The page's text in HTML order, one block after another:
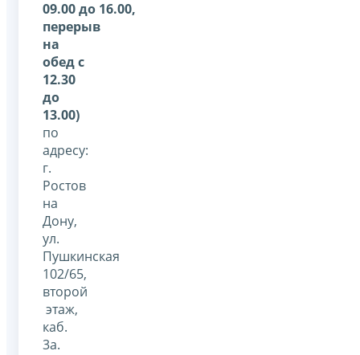
09.00 до 16.00,
перерыв
на
обед с
12.30
до
13.00)
по
адресу:
г.
Ростов
на
Дону,
ул.
Пушкинская
102/65,
второй
этаж,
каб.
3а.